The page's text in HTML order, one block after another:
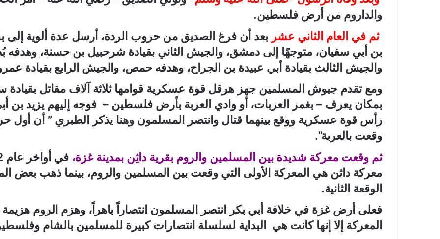
والداروم من أرض فلسطين.
ثم في العام الثاني عشر بعد أن فرغ الصديق من حروب الردة، أرسل عدة ألوية إلى
بن أبي سفيان، متوجهًا إلى دمشق، والجيش الثاني بقيادة شرحبيل بن حسنة،
والجيش الثالث بقيادة أبي عبيدة بن الجراح، وهدفه حمص، والجيش الرابع بقيادة
ومع تقدم جيوش المسلمين جهز هرقل قوة عسكرية قوامها ثلاثة آلاف مقاتل بقيادة
بمكان يعرف – بغمر العربات، أو وادي العربة بأرض فلسطين – فوجه إليهم يزيد بن
رأس قوة عسكرية ووقع بينهما قتال وانتصر المسلمون وهنا يذكر الطبري ” أن أول
وقعت بالعربة”.
ثم وقعت معركة شديدة بين المسلمين والروم بقرية داثِن بمدينة غزة،
معركة داثن هي المعركة الأولى التي وقعت بين المسلمين والروم، بينما ذهب بعض
الوقعة الثانية.
فعلى أرض غزة في خلافة أبي بكر انتصر المسلمون انتصاراً باهراً، وهزم الروم
المعركة إلا إنها كانت هي البداية لسلسلة انتصارات كبيرة للمسلمين بالشام